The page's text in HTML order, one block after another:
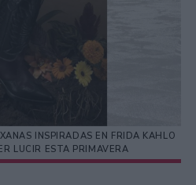
INSPIRADAS EN FRIDA KAHLO
LUCIR ESTA PRIMAVERA